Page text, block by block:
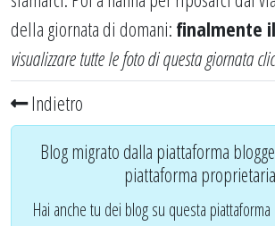
della giornata di domani: finalmente
visualizzare tutte le foto di questa giornata
Indietro
Blog migrato dalla piattaforma
piattaforma proprietaria
Hai anche tu dei blog su questa